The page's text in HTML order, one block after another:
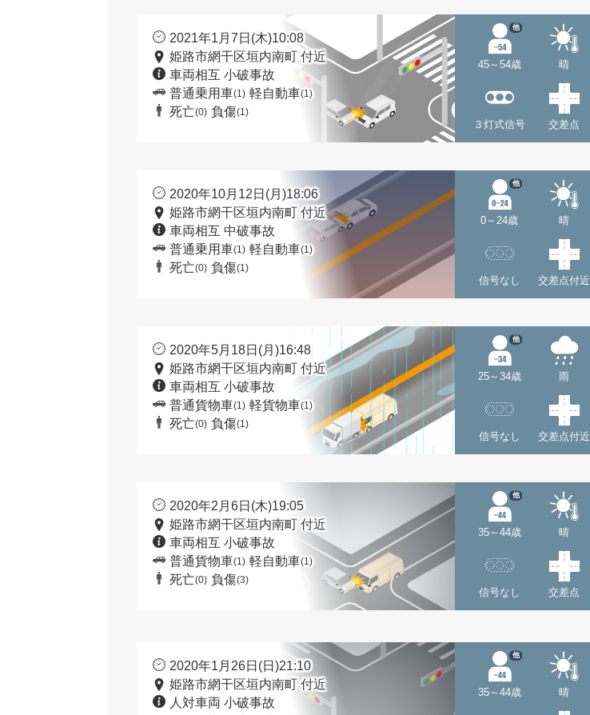
2021年1月7日(木)10:08
姫路市網干区垣内南町 付近
車両相互 小破事故
普通乗用車(1) 軽自動車(1)
死亡(0) 負傷(1)
45～54歳
他
晴
３灯式信号 交差点
2020年10月12日(月)18:06
姫路市網干区垣内南町 付近
車両相互 中破事故
普通乗用車(1) 軽自動車(1)
死亡(0) 負傷(1)
0～24歳
他
晴
信号なし 交差点付近
2020年5月18日(月)16:48
姫路市網干区垣内南町 付近
車両相互 小破事故
普通貨物車(1) 軽貨物車(1)
死亡(0) 負傷(1)
25～34歳
他
雨
信号なし 交差点付近
2020年2月6日(木)19:05
姫路市網干区垣内南町 付近
車両相互 小破事故
普通貨物車(1) 軽自動車(1)
死亡(0) 負傷(3)
35～44歳
他
晴
信号なし 交差点
2020年1月26日(日)21:10
姫路市網干区垣内南町 付近
人対車両 小破事故
35～44歳
他
晴